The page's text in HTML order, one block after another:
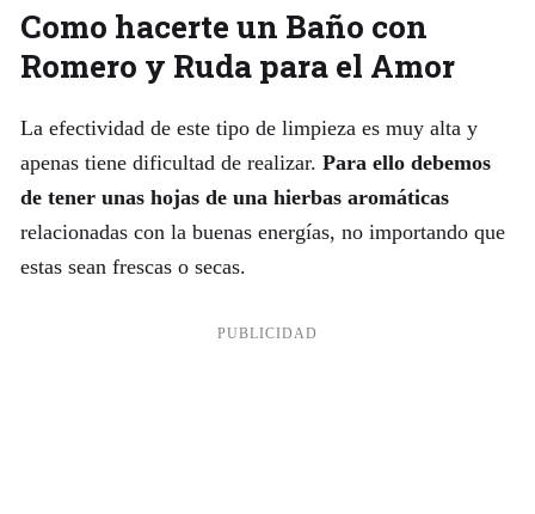
Como hacerte un Baño con
Romero y Ruda para el Amor
La efectividad de este tipo de limpieza es muy alta y
apenas tiene dificultad de realizar. Para ello debemos
de tener unas hojas de una hierbas aromáticas
relacionadas con la buenas energías, no importando que
estas sean frescas o secas.